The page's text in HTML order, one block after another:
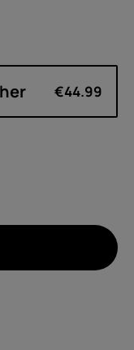
€44.99